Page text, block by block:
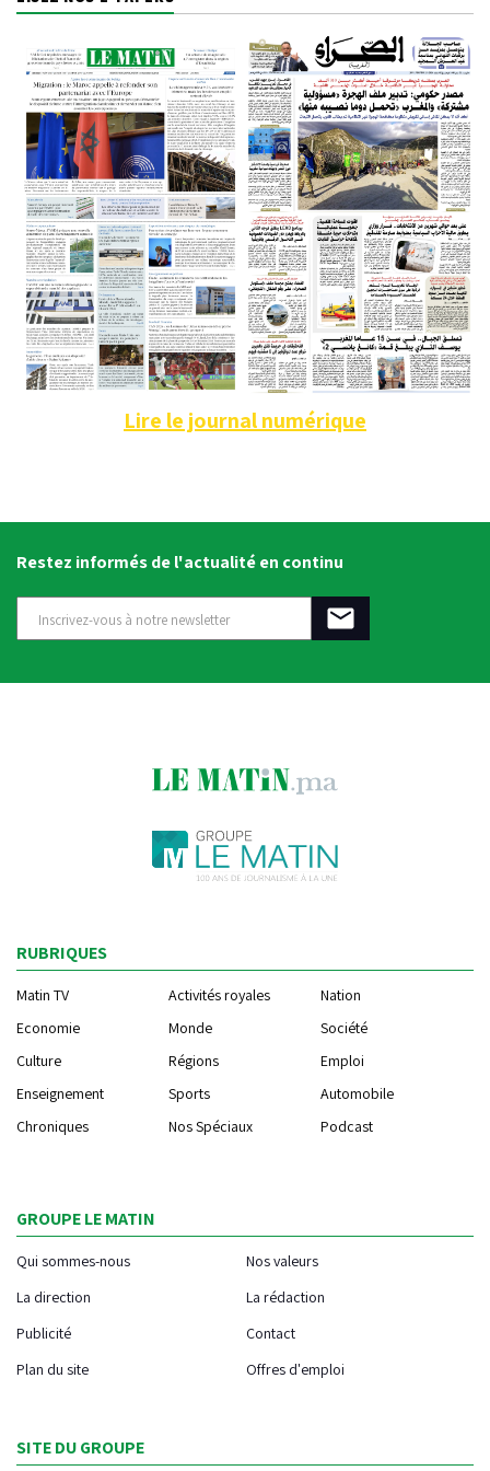
Lire le journal numérique
Restez informés de l'actualité en continu
RUBRIQUES
Matin TV Activités royales
Nation
Economie
Monde
Société
Culture
Régions
Emploi
Enseignement
Sports
Automobile
Chroniques
Nos Spéciaux Podcast
GROUPE LE MATIN
Qui sommes-nous
Nos valeurs
La direction
La rédaction
Publicité
Contact
Plan du site
Offres d'emploi
SITE DU GROUPE